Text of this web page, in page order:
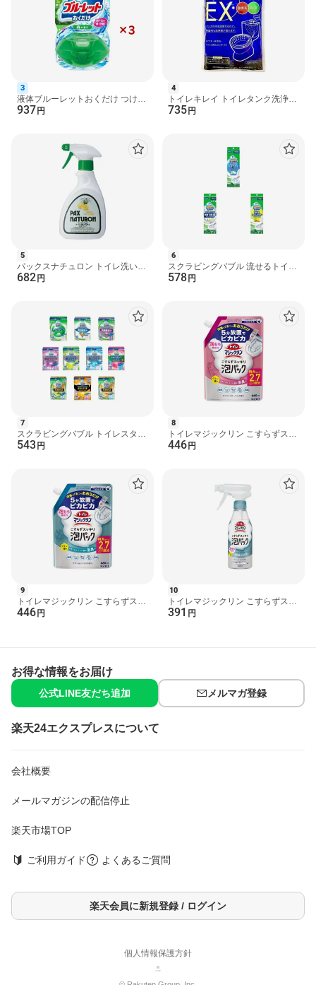
液体ブルーレット おくだけ除菌EX 黒ズミ対策 本体 無香料
●液体ブルーレットおくだけ除菌EX※
※EXは商品名であり、除菌レベルを表現しておりません。
●汚れの付着を抑え、便器のきれいを保ちます。
※使用環境・汚れの程度により、効果や持ち期間が異なることが
ある。水の流れない部分の汚れは防げない。
●除菌率99％です。※水ぎわの黒ズミ原因菌への効果。全ての菌を
除菌する訳ではない。当社の実験室内の検証結果による。
●標準的な使用で約1ヶ月間(3〜4週間)使用できます。( 気温・水
●便器やタンクに影響を与えません
●本品はタンク内の器具、便器、浄化槽及び浄化槽内のバクテリア
への影響に配慮し設計しています
●トイレ掃除減らせる！
●水ぎわの黒ズミを抑える！※
※使用期間中全く黒ズミが発生しない訳ではない。環境・汚れの
程度で、効果が異なることがある。
●浄化槽にも安心
●タンククリーナー
●トイレタンク芳香洗浄剤
(1)(お願い)効果を発揮させるために、便器を掃除してからご使用
ください。
(2)逆さまに持って突起部で止栓キャップを突き破り、ボトルと下
容器に隙間がないように差し込む。(注意)脚部で絶対ささない
(3)手洗い部に置き、液の通りをよくするためにボトルを2〜3回へ
こむ程度に強く押す。
・タンクに手洗いのないトイレ
・タンクの水をおしり洗浄に使うトイレ
・簡易水洗トイレ(くみ取り式)
・ボトルについている止栓キャップを絶対にはずさないでくださ
・セットが不十分な場合は液がこぼれ、短期間でなくなる場合が
あります。
・自然に液が減るので容器に直接水があたらなくても使えます。
・薬剤がなくなりましたら、「つけ替用」をお求めください。
アンモニウム塩系)
規格概要
・用途外に使用しない。
・誤飲防止のため、小児、認知症の方等の手の届くところに置か
ない。
・火気の近くや直射日光の当たる所、高温になる所で保管・使用
・水流が強すぎると水がはねたり、容器が倒れ手洗い部の穴を塞
・使用中、逆さまや横倒しで放置しない。
ある・水の流れが悪い・下容器が汚れてきた等の場合は、網・下
容器を清掃する。
・目に入った場合は、目を傷めることがあるのでこすらずすぐ流
・皮ふについたら充分に洗い流す。
・気分が悪くなったら使用をやめる。
・異常があればこの説明書きを持参し、医師に相談する。
・誤飲防止のため、小児、認知症の方等の手の届くところに置か
3
液体ブルーレットおくだけ つけ替
用 森の香り 70ml×3セット 【ブル
937 円
4
トイレキレイ トイレタンク洗浄剤
EX 酸素系 顆粒 35g*8包入 トイレ
735 円
5
パックスナチュロン トイレ洗い石
けん 400ml 【パックスナチュロン
682 円
6
スクラビングバブル 流せるトイレ
ブラシ 本体 使い捨て 1セット
578 円
7
スクラビングバブル トイレスタン
プ 防汚 最強抗菌 付け替え 38g×2
543 円
8
トイレマジックリン こすらずスッ
キリ泡パック ホワイトフローラル
446 円
9
トイレマジックリン こすらずスッ
キリ泡パック サボン＆シトラスの
446 円
10
トイレマジックリン こすらずスッ
キリ泡パック サボン＆シトラスの
391 円
お得な情報をお届け
公式LINE友だち追加 メルマガ登録
楽天24エクスプレスについて
会社概要
メールマガジンの配信停止
楽天市場TOP
ご利用ガイド よくあるご質問
楽天会員に新規登録 / ログイン
個人情報保護方針